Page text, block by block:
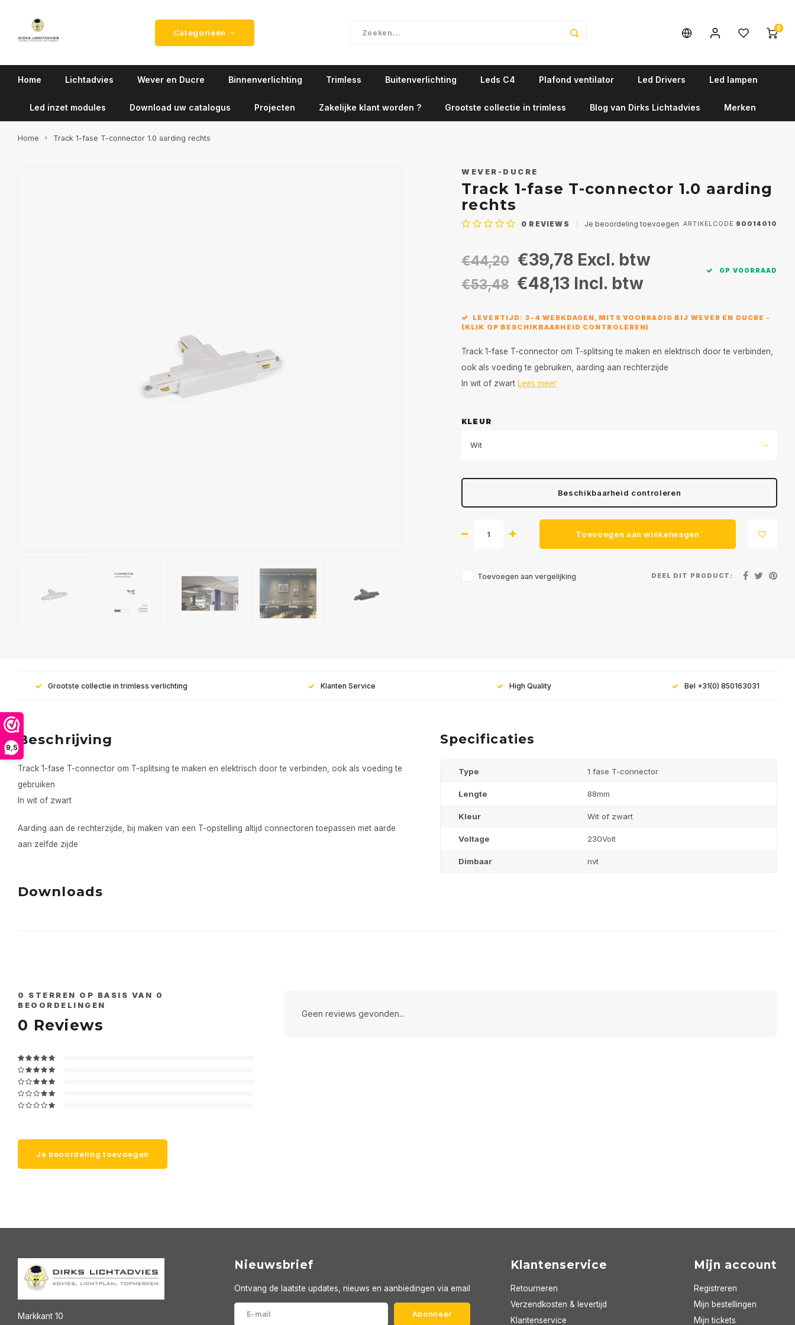
Meld je aan voor onze
Ontvang de laatste updates, nieuws en aanbiedingen via email
Abonneer
9,5
Categorieën
0
Home Lichtadvies Wever en Ducre Binnenverlichting Trimless Buitenverlichting Leds C4 Plafond ventilator Led Drivers Led lampen
Led inzet modules Download uw catalogus Projecten Zakelijke klant worden ? Grootste collectie in trimless Blog van Dirks Lichtadvies Merken
Home Track 1-fase T-connector 1.0 aarding rechts
WEVER-DUCRE
Track 1-fase T-connector 1.0 aarding
rechts
0 REVIEWS Je beoordeling toevoegen ARTIKELCODE 90014010
€44,20 €39,78 Excl. btw
€53,48 €48,13 Incl. btw
OP VOORRAAD
LEVERTIJD: 3-4 WERKDAGEN, MITS VOORRADIG BIJ WEVER EN DUCRE -
(KLIK OP BESCHIKBAARHEID CONTROLEREN)
Track 1-fase T-connector om T-splitsing te maken en elektrisch door te verbinden,
ook als voeding te gebruiken, aarding aan rechterzijde
In wit of zwart Lees meer
KLEUR
Wit
Beschikbaarheid controleren
Toevoegen aan winkelwagen
Toevoegen aan vergelijking DEEL DIT PRODUCT:
Grootste collectie in trimless verlichting Klanten Service High Quality Bel +31(0) 850163031
Beschrijving
Track 1-fase T-connector om T-splitsing te maken en elektrisch door te verbinden, ook als voeding te
gebruiken
In wit of zwart
Aarding aan de rechterzijde, bij maken van een T-opstelling altijd connectoren toepassen met aarde
aan zelfde zijde
Downloads
Specificaties
Type 1 fase T-connector
Lengte 88mm
Kleur Wit of zwart
Voltage 230Volt
Dimbaar nvt
0 STERREN OP BASIS VAN 0
BEOORDELINGEN
0 Reviews
Je beoordeling toevoegen
Geen reviews gevonden...
Markkant 10
Nieuwsbrief
Ontvang de laatste updates, nieuws en aanbiedingen via email
Abonneer
Klantenservice
Retourneren
Verzendkosten & levertijd
Klantenservice
Mijn account
Registreren
Mijn bestellingen
Mijn tickets